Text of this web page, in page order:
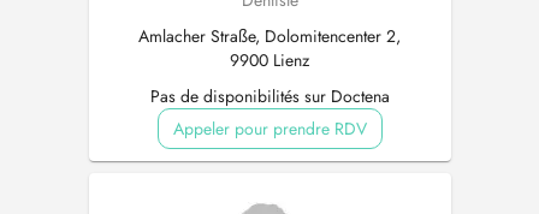
Amlacher Straße, Dolomitencenter 2,
9900 Lienz
Pas de disponibilités sur Doctena
Appeler pour prendre RDV